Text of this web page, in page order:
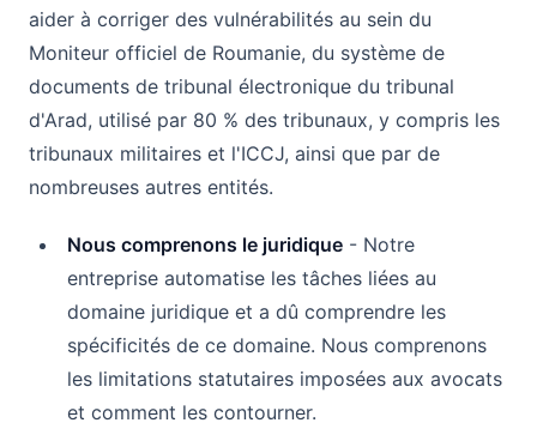
aider à corriger des vulnérabilités au sein du
Moniteur officiel de Roumanie, du système de
documents de tribunal électronique du tribunal
d'Arad, utilisé par 80 % des tribunaux, y compris les
tribunaux militaires et l'ICCJ, ainsi que par de
nombreuses autres entités.
Nous comprenons le juridique - Notre
entreprise automatise les tâches liées au
domaine juridique et a dû comprendre les
spécificités de ce domaine. Nous comprenons
les limitations statutaires imposées aux avocats
et comment les contourner.